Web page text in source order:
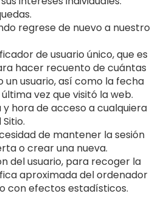
regrese de nuevo a nuestro
de usuario único, que es
hacer recuento de cuántas
un usuario, así como la fecha
vez que visitó la web.
hora de acceso a cualquiera
de mantener la sesión
o crear una nueva.
del usuario, para recoger la
aproximada del ordenador
con efectos estadísticos.